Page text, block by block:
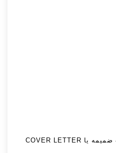
چگونه برای فیلم یک یادداشت ضمیمه یا COVER LETTER